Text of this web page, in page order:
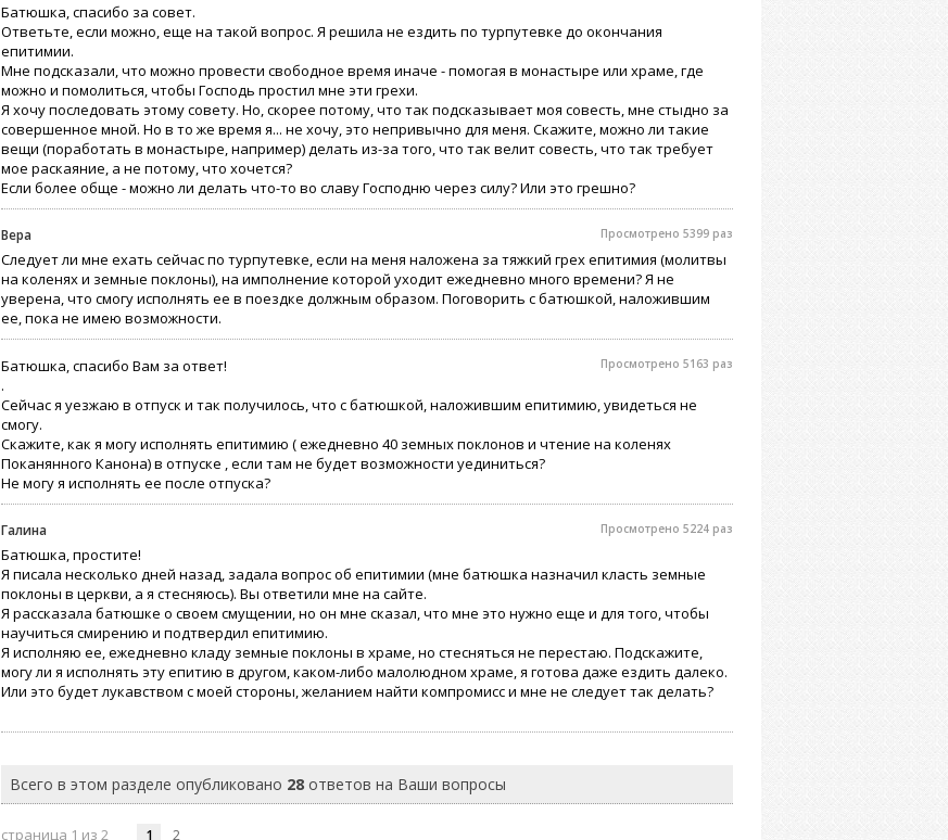
Батюшка, спасибо за совет.
Ответьте, если можно, еще на такой вопрос. Я решила не ездить по турпутевке до окончания
епитимии.
Мне подсказали, что можно провести свободное время иначе - помогая в монастыре или храме, где
можно и помолиться, чтобы Господь простил мне эти грехи.
Я хочу последовать этому совету. Но, скорее потому, что так подсказывает моя совесть, мне стыдно за
совершенное мной. Но в то же время я... не хочу, это непривычно для меня. Скажите, можно ли такие
вещи (поработать в монастыре, например) делать из-за того, что так велит совесть, что так требует
мое раскаяние, а не потому, что хочется?
Если более обще - можно ли делать что-то во славу Господню через силу? Или это грешно?
Вера Просмотрено 5399 раз
Следует ли мне ехать сейчас по турпутевке, если на меня наложена за тяжкий грех епитимия (молитвы
на коленях и земные поклоны), на имполнение которой уходит ежедневно много времени? Я не
уверена, что смогу исполнять ее в поездке должным образом. Поговорить с батюшкой, наложившим
ее, пока не имею возможности.
Просмотрено 5163 раз
Батюшка, спасибо Вам за ответ!
.
Сейчас я уезжаю в отпуск и так получилось, что с батюшкой, наложившим епитимию, увидеться не
смогу.
Скажите, как я могу исполнять епитимию ( ежедневно 40 земных поклонов и чтение на коленях
Поканянного Канона) в отпуске , если там не будет возможности уединиться?
Не могу я исполнять ее после отпуска?
Галина Просмотрено 5224 раз
Батюшка, простите!
Я писала несколько дней назад, задала вопрос об епитимии (мне батюшка назначил класть земные
поклоны в церкви, а я стесняюсь). Вы ответили мне на сайте.
Я рассказала батюшке о своем смущении, но он мне сказал, что мне это нужно еще и для того, чтобы
научиться смирению и подтвердил епитимию.
Я исполняю ее, ежедневно кладу земные поклоны в храме, но стесняться не перестаю. Подскажите,
могу ли я исполнять эту епитию в другом, каком-либо малолюдном храме, я готова даже ездить далеко.
Или это будет лукавством с моей стороны, желанием найти компромисс и мне не следует так делать?
Всего в этом разделе опубликовано 28 ответов на Ваши вопросы
страница 1 из 2 1 2